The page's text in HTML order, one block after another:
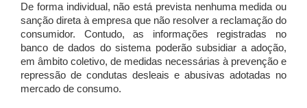
De forma individual, não está prevista nenhuma medida ou
sanção direta à empresa que não resolver a reclamação do
consumidor. Contudo, as informações registradas no
banco de dados do sistema poderão subsidiar a adoção,
em âmbito coletivo, de medidas necessárias à prevenção e
repressão de condutas desleais e abusivas adotadas no
mercado de consumo.